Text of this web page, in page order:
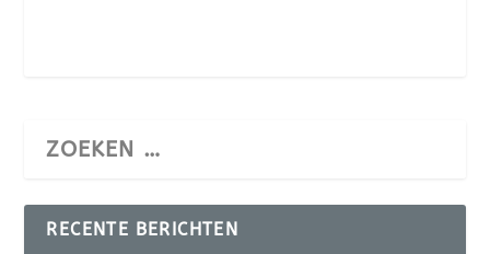
RECENTE BERICHTEN